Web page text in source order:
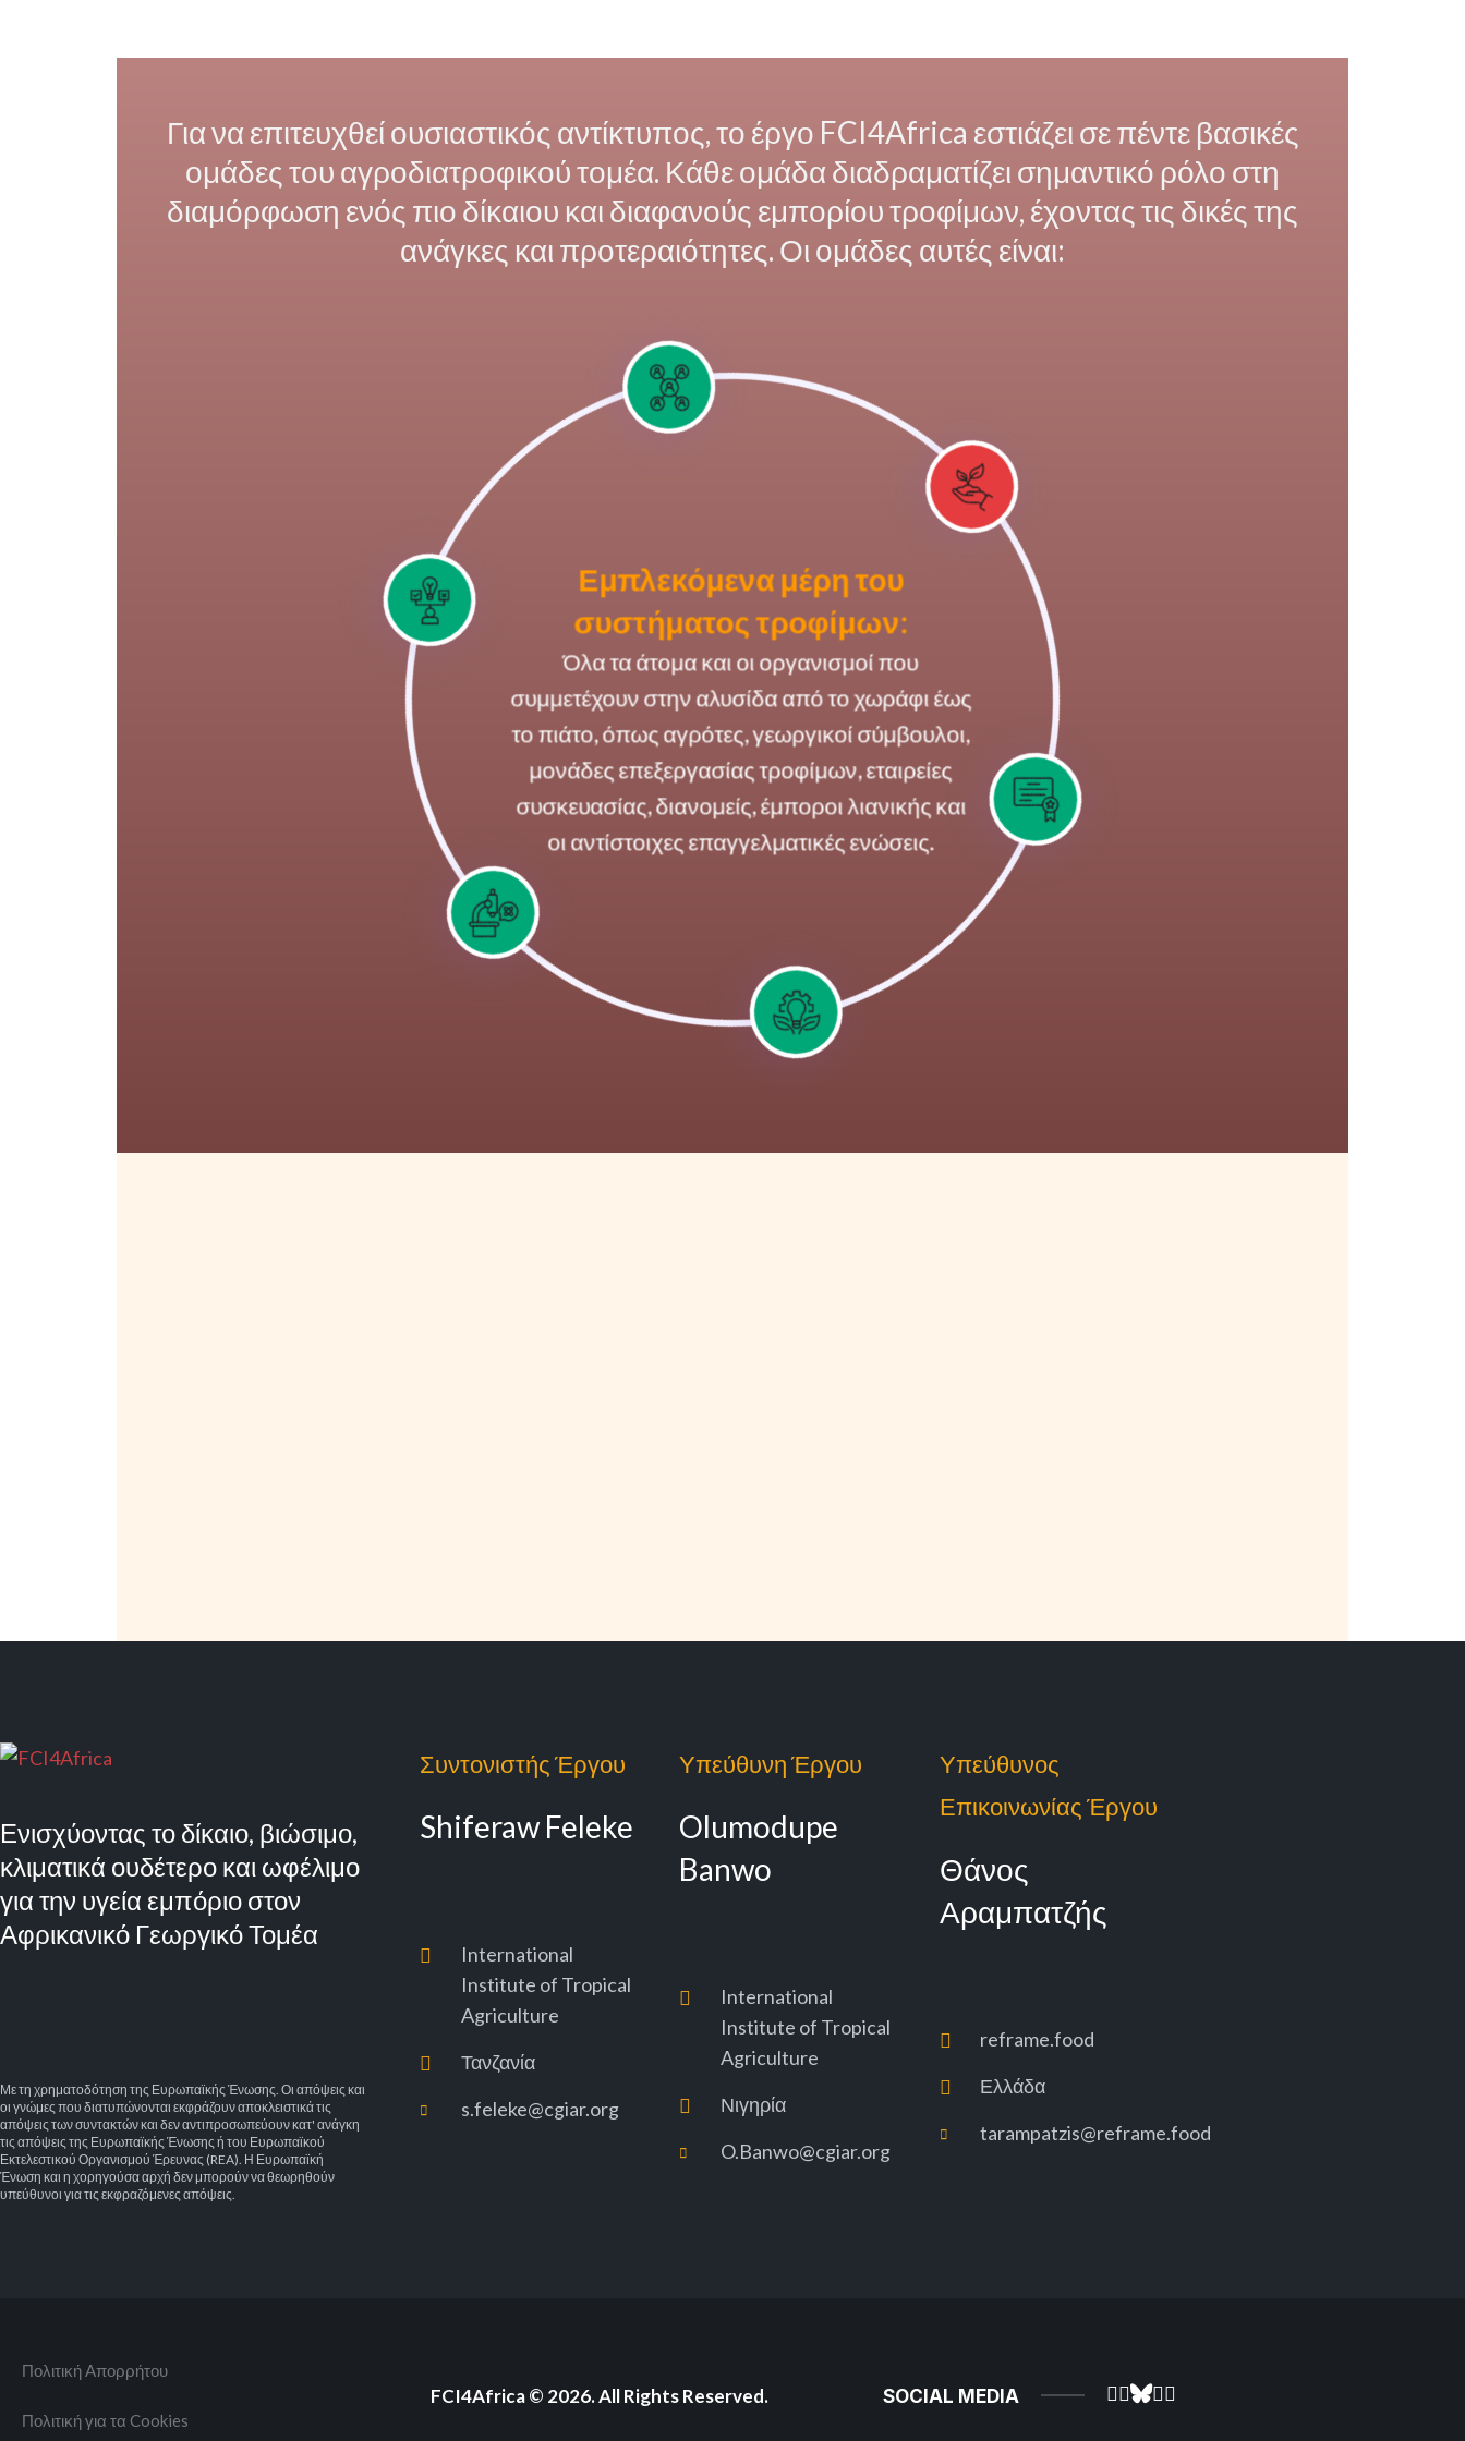
Για να επιτευχθεί ουσιαστικός αντίκτυπος, το έργο FCI4Africa εστιάζει σε πέντε βασικές
ομάδες του αγροδιατροφικού τομέα. Κάθε ομάδα διαδραματίζει σημαντικό ρόλο στη
διαμόρφωση ενός πιο δίκαιου και διαφανούς εμπορίου τροφίμων, έχοντας τις δικές της
ανάγκες και προτεραιότητες. Οι ομάδες αυτές είναι:
Εμπλεκόμενα μέρη του
συστήματος τροφίμων:
Όλα τα άτομα και οι οργανισμοί που
συμμετέχουν στην αλυσίδα από το χωράφι έως
το πιάτο, όπως αγρότες, γεωργικοί σύμβουλοι,
μονάδες επεξεργασίας τροφίμων, εταιρείες
συσκευασίας, διανομείς, έμποροι λιανικής και
οι αντίστοιχες επαγγελματικές ενώσεις.
Ενισχύοντας το δίκαιο, βιώσιμο,
κλιματικά ουδέτερο και ωφέλιμο
για την υγεία εμπόριο στον
Αφρικανικό Γεωργικό Τομέα
Με τη χρηματοδότηση της Ευρωπαϊκής Ένωσης. Οι απόψεις και
οι γνώμες που διατυπώνονται εκφράζουν αποκλειστικά τις
απόψεις των συντακτών και δεν αντιπροσωπεύουν κατ' ανάγκη
τις απόψεις της Ευρωπαϊκής Ένωσης ή του Ευρωπαϊκού
Εκτελεστικού Οργανισμού Έρευνας (REA). Η Ευρωπαϊκή
Ένωση και η χορηγούσα αρχή δεν μπορούν να θεωρηθούν
υπεύθυνοι για τις εκφραζόμενες απόψεις.
Συντονιστής Έργου
Shiferaw Feleke
International
Institute of Tropical
Agriculture
Τανζανία
s.feleke@cgiar.org
Υπεύθυνη Έργου
Olumodupe
Banwo
International
Institute of Tropical
Agriculture
Νιγηρία
O.Banwo@cgiar.org
Υπεύθυνος
Επικοινωνίας Έργου
Θάνος
Αραμπατζής
reframe.food
Ελλάδα
tarampatzis@reframe.food
Πολιτική Aπορρήτου
Πολιτική για τα Cookies
FCI4Africa© 2026. All Rights Reserved. SOCIAL MEDIA